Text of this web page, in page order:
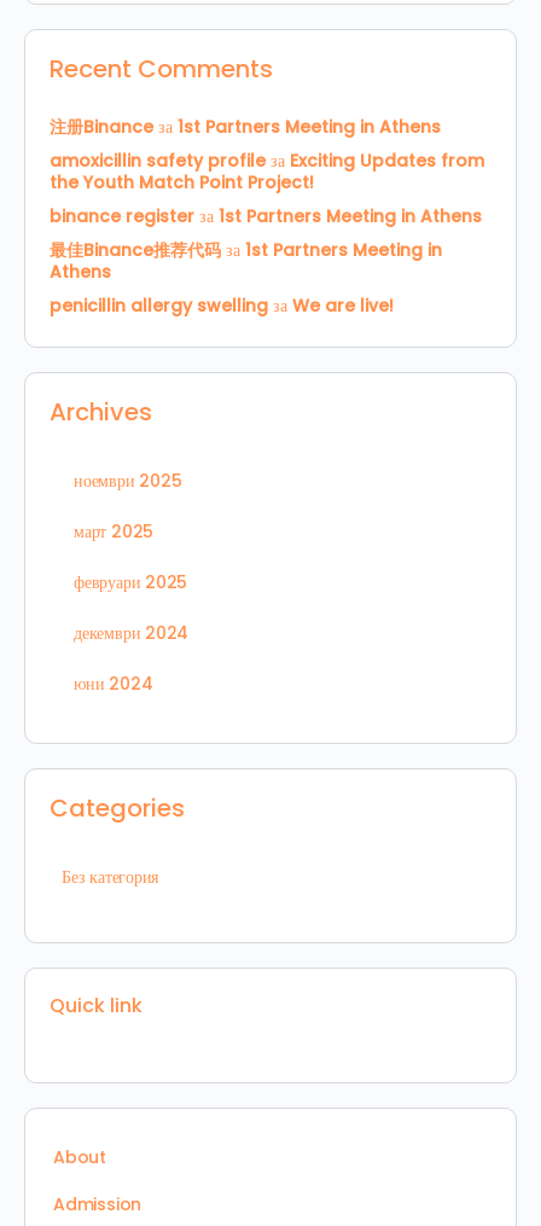
Recent Comments
注册Binanceза 1st Partners Meeting in Athens
amoxicillin safety profileза Exciting Updates from
the Youth Match Point Project!
binance register за 1st Partners Meeting in Athens
最佳Binance推荐代码 за 1st Partners Meeting in
Athens
penicillin allergy swelling за We are live!
Archives
ноември 2025
март 2025
февруари 2025
декември 2024
юни 2024
Categories
Без категория
Quick link
About
Admission